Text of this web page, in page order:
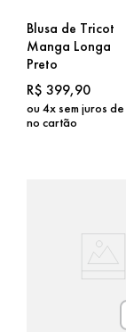
Blusa de Tricot
Manga Longa
Preto
R$ 399,90
ou4x sem juros de
no cartão